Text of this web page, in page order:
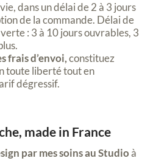
dans un délai de 2 à 3 jours
de la commande. Délai de
: 3 à 10 jours ouvrables, 3
frais d’envoi,constituez
toute liberté tout en
dégressif.
made in France
par mes soins au Studioà